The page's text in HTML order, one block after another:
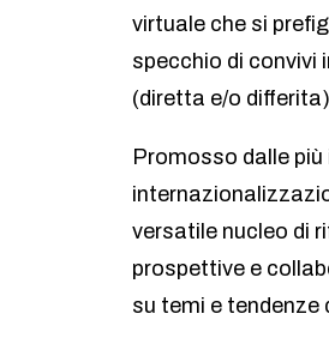
virtuale che si
specchio di convivi
(diretta e/o
Promosso dalle
versatile nucleo di
prospettive e
su temi e tendenze